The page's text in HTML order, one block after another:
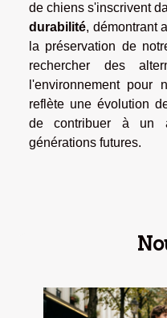
de chiens s'inscrivent
durabilité, démontrant
la préservation de
rechercher des
l'environnement pour
reflète une évolution
de contribuer à un
générations futures.